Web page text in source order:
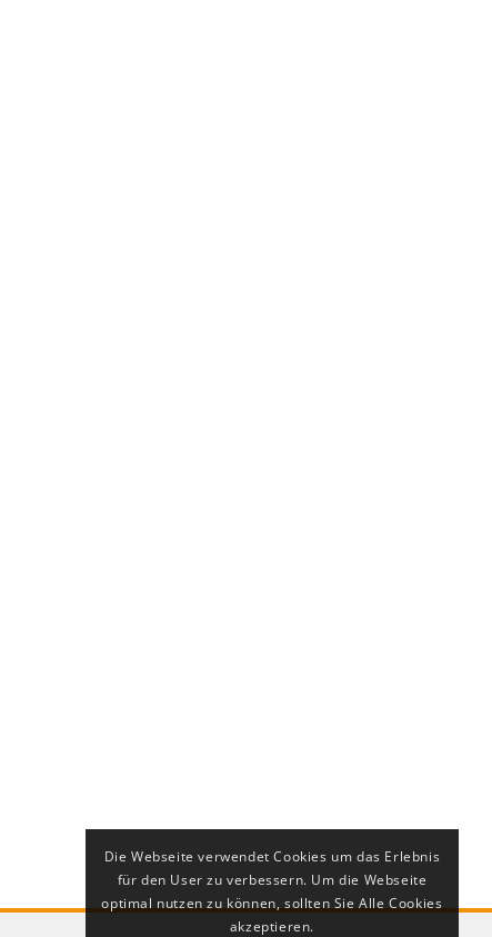
Die Webseite verwendet Cookies um das Erlebnis
für den User zu verbessern. Um die Webseite
optimal nutzen zu können, sollten Sie Alle Cookies
akzeptieren.